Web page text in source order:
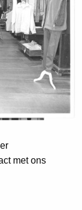
met ons